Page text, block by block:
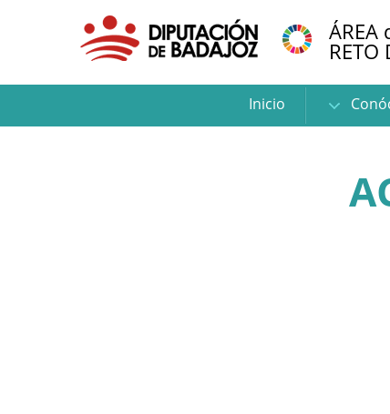
ÁREA
RETO
Inicio